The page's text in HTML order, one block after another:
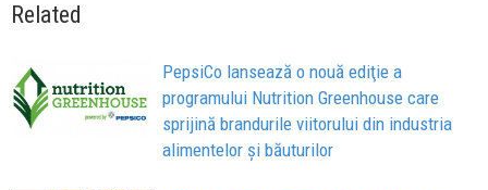
Related
PepsiCo lansează o nouă ediţie a
programului Nutrition Greenhouse care
sprijină brandurile viitorului din industria
alimentelor şi băuturilor